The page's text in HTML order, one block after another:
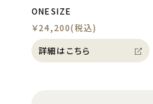
ONESIZE
￥24,200(税込)
詳細はこちら